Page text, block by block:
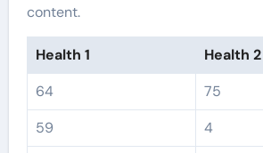
content.
Health 1
Health 2
64
75
59
4